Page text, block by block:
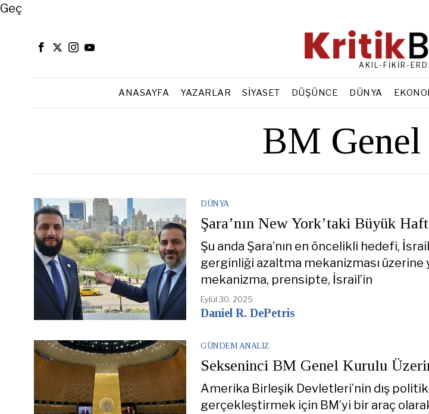
Close
Geç
AKIL-FİKİR-
ANASAYFA YAZARLAR SIYASET DÜŞÜNCE DÜNYA
BM
DÜNYA
Şara’nın New York’taki Büyük
Şu anda Şara’nın en öncelikli hedefi,
gerginliği azaltma mekanizması üzerine
mekanizma, prensipte, İsrail’in
Eylül 30, 2025
Daniel R. DePetris
GÜNDEM ANALIZ
Sekseninci BM Genel Kurulu
Amerika Birleşik Devletleri’nin dış
gerçekleştirmek için BM’yi bir araç